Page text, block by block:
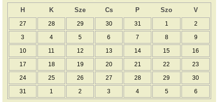
H K Sze Cs P Szo V
27 28 29 30 31 1 2
3 4 5 6 7 8 9
10 11 12 13 14 15 16
17 18 19 20 21 22 23
24 25 26 27 28 29 30
31 1 2 3 4 5 6